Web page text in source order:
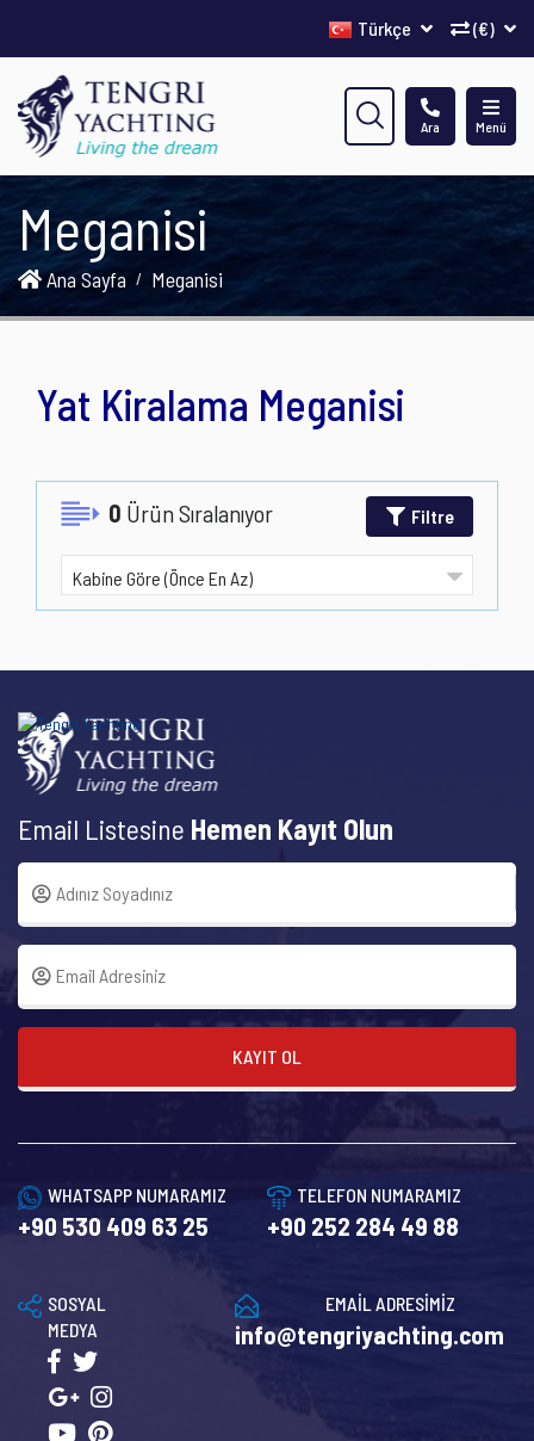
(€)
Türkçe
Menü
Ara
Meganisi
Ana Sayfa Meganisi
Yat Kiralama Meganisi
0 Ürün Sıralanıyor Filtre
Email Listesine Hemen Kayıt Olun
KAYIT OL
WHATSAPP NUMARAMIZ
+90 530 409 63 25
TELEFON NUMARAMIZ
+90 252 284 49 88
EMAİL ADRESİMİZ
info@tengriyachting.com
SOSYAL
MEDYA